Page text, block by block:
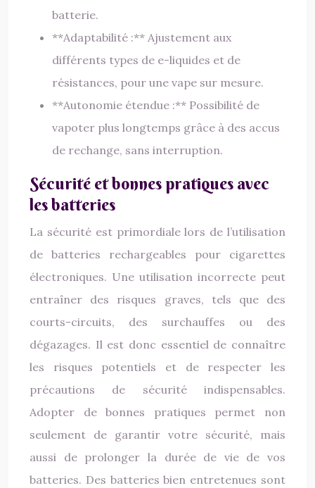
batterie.
**Adaptabilité :** Ajustement aux
différents types de e-liquides et de
résistances, pour une vape sur mesure.
**Autonomie étendue :** Possibilité de
vapoter plus longtemps grâce à des accus
de rechange, sans interruption.
Sécurité et bonnes pratiques avec
les batteries
La sécurité est primordiale lors de l’utilisation
de batteries rechargeables pour cigarettes
électroniques. Une utilisation incorrecte peut
entraîner des risques graves, tels que des
courts-circuits, des surchauffes ou des
dégazages. Il est donc essentiel de connaître
les risques potentiels et de respecter les
précautions de sécurité indispensables.
Adopter de bonnes pratiques permet non
seulement de garantir votre sécurité, mais
aussi de prolonger la durée de vie de vos
batteries. Des batteries bien entretenues sont